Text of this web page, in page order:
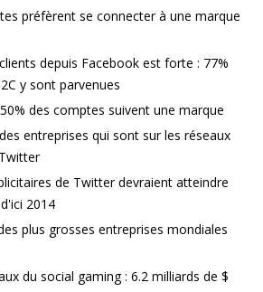
préfèrent se connecter à une marque
depuis Facebook est forte : 77%
y sont parvenues
des comptes suivent une marque
des entreprises qui sont sur les réseaux
de Twitter devraient atteindre
d'ici 2014
plus grosses entreprises mondiales
du social gaming : 6.2 milliards de $